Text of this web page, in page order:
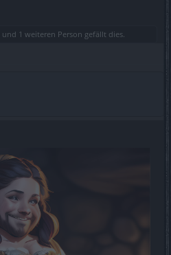
und 1 weiteren Person gefällt dies.